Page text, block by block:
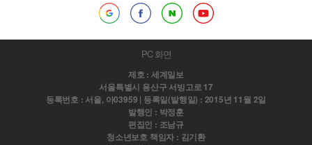
PC 화면
제호 : 세계일보
서울특별시 용산구 서빙고로 17
등록번호 : 서울, 아03959 | 등록일(발행일) : 2015년 11월 2일
발행인 : 박정훈
편집인 : 조남규
청소년보호 책임자 : 김기환